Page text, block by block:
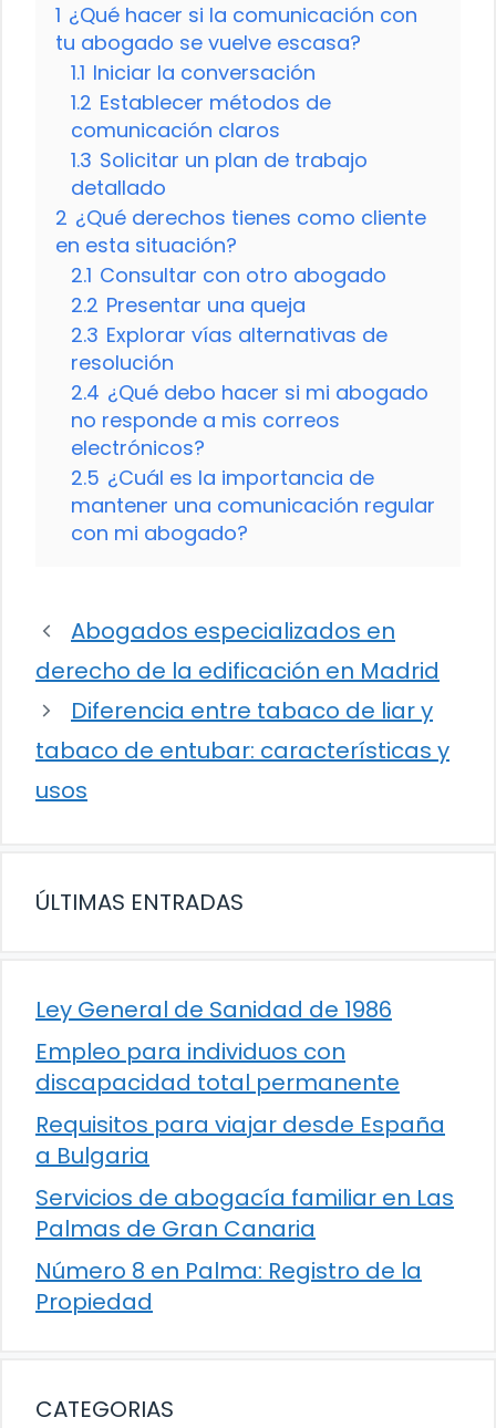
1 ¿Qué hacer si la comunicación con
tu abogado se vuelve escasa?
1.1 Iniciar la conversación
1.2 Establecer métodos de
comunicación claros
1.3 Solicitar un plan de trabajo
detallado
2 ¿Qué derechos tienes como cliente
en esta situación?
2.1 Consultar con otro abogado
2.2 Presentar una queja
2.3 Explorar vías alternativas de
resolución
2.4 ¿Qué debo hacer si mi abogado
no responde a mis correos
electrónicos?
2.5 ¿Cuál es la importancia de
mantener una comunicación regular
con mi abogado?
Abogados especializados en
derecho de la edificación en Madrid
Diferencia entre tabaco de liar y
tabaco de entubar: características y
usos
ÚLTIMAS ENTRADAS
Ley General de Sanidad de 1986
Empleo para individuos con
discapacidad total permanente
Requisitos para viajar desde España
a Bulgaria
Servicios de abogacía familiar en Las
Palmas de Gran Canaria
Número 8 en Palma: Registro de la
Propiedad
CATEGORIAS